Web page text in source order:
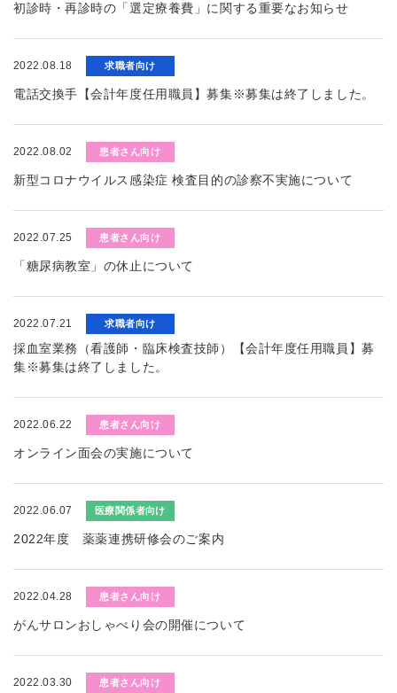
初診時・再診時の「選定療養費」に関する重要なお知らせ
2022.08.18 求職者向け
電話交換手【会計年度任用職員】募集※募集は終了しました。
2022.08.02 患者さん向け
新型コロナウイルス感染症 検査目的の診察不実施について
2022.07.25 患者さん向け
「糖尿病教室」の休止について
2022.07.21 求職者向け
採血室業務（看護師・臨床検査技師）【会計年度任用職員】募
集※募集は終了しました。
2022.06.22 患者さん向け
オンライン面会の実施について
2022.06.07 医療関係者向け
2022年度 薬薬連携研修会のご案内
2022.04.28 患者さん向け
がんサロンおしゃべり会の開催について
2022.03.30 患者さん向け